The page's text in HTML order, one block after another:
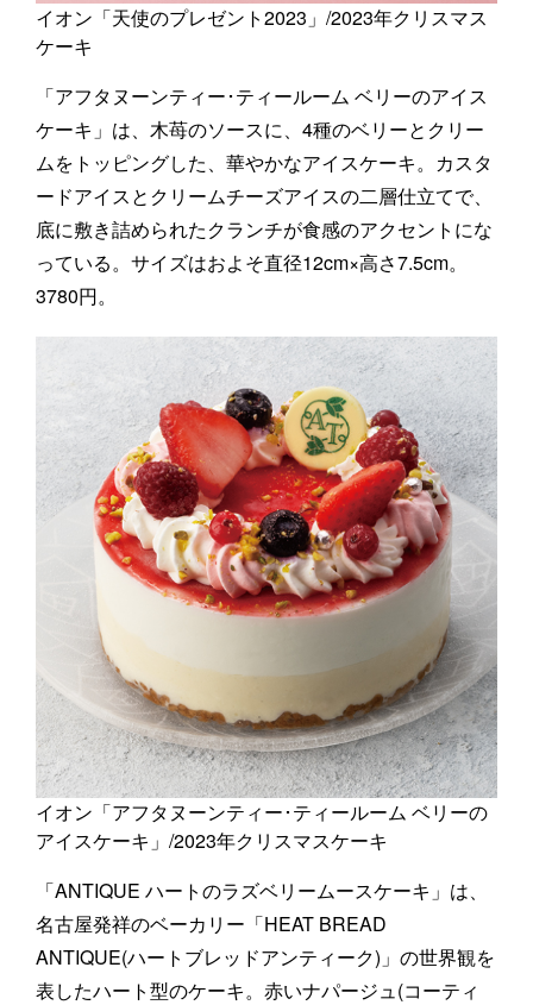
イオン「天使のプレゼント2023」/2023年クリスマス
ケーキ
「アフタヌーンティー･ティールーム ベリーのアイス
ケーキ」は、木苺のソースに、4種のベリーとクリー
ムをトッピングした、華やかなアイスケーキ。カスタ
ードアイスとクリームチーズアイスの二層仕立てで、
底に敷き詰められたクランチが食感のアクセントにな
っている。サイズはおよそ直径12cm×高さ7.5cm。
3780円。
イオン「アフタヌーンティー･ティールーム ベリーの
アイスケーキ」/2023年クリスマスケーキ
「ANTIQUE ハートのラズベリームースケーキ」は、
名古屋発祥のベーカリー「HEAT BREAD
ANTIQUE(ハートブレッドアンティーク)」の世界観を
表したハート型のケーキ。赤いナパージュ(コーティ